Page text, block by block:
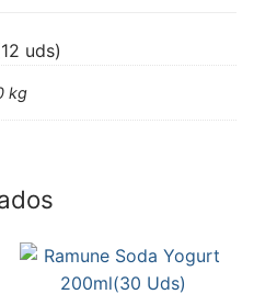
uds)
kg